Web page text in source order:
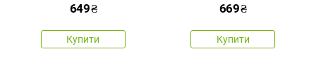
649₴
Купити
669₴
Купити